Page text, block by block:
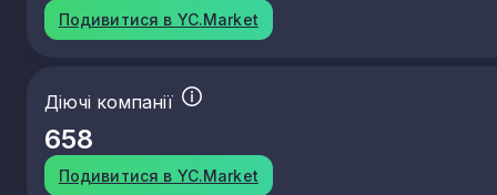
Подивитися в YC.Market
Діючі компанії
658
Подивитися в YC.Market